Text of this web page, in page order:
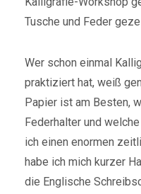
Tusche und Feder
Wer schon einmal
praktiziert hat, weiß
Papier ist am Besten,
Federhalter und
ich einen enormen
habe ich mich kurzer
die Englische